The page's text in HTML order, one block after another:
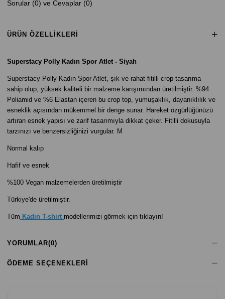
Sorular (0) ve Cevaplar (0)
ÜRÜN ÖZELLIKLERI
Superstacy Polly Kadın Spor Atlet - Siyah
Superstacy Polly Kadın Spor Atlet, şık ve rahat fitilli crop tasarıma
sahip olup, yüksek kaliteli bir malzeme karışımından üretilmiştir. %94
Poliamid ve %6 Elastan içeren bu crop top, yumuşaklık, dayanıklılık ve
esneklik açısından mükemmel bir denge sunar. Hareket özgürlüğünüzü
artıran esnek yapısı ve zarif tasarımıyla dikkat çeker. Fitilli dokusuyla
tarzınızı ve benzersizliğinizi vurgular. M
Normal kalıp
Hafif ve esnek
%100 Vegan malzemelerden üretilmiştir
Türkiye'de üretilmiştir.
Tüm Kadın T-shirt modellerimizi görmek için tıklayın!
YORUMLAR(0)
ÖDEME SEÇENEKLERI